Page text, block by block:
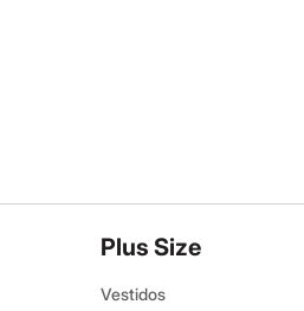
Plus Size
Vestidos